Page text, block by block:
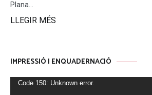
Plana...
LLEGIR MÉS
IMPRESSIÓ I ENQUADERNACIÓ
Reproductor
Code 150: Unknown error.